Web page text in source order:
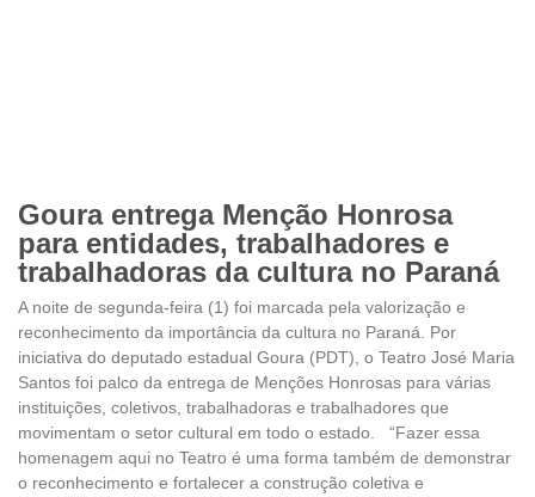
Goura entrega Menção Honrosa
para entidades, trabalhadores e
trabalhadoras da cultura no Paraná
A noite de segunda-feira (1) foi marcada pela valorização e
reconhecimento da importância da cultura no Paraná. Por
iniciativa do deputado estadual Goura (PDT), o Teatro José Maria
Santos foi palco da entrega de Menções Honrosas para várias
instituições, coletivos, trabalhadoras e trabalhadores que
movimentam o setor cultural em todo o estado. “Fazer essa
homenagem aqui no Teatro é uma forma também de demonstrar
o reconhecimento e fortalecer a construção coletiva e